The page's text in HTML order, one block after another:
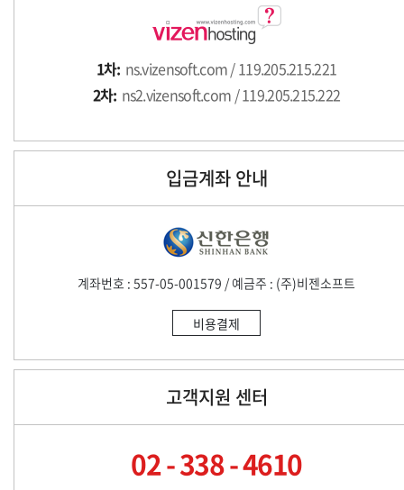
1차: ns.vizensoft.com / 119.205.215.221
2차: ns2.vizensoft.com / 119.205.215.222
입금계좌 안내
계좌번호 : 557-05-001579 / 예금주 : (주)비젠소프트
비용결제
고객지원 센터
02 - 338 - 4610